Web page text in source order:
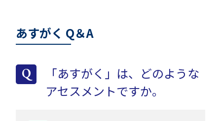
あすがく Q＆A
Q
「あすがく」は、どのような
アセスメントですか。